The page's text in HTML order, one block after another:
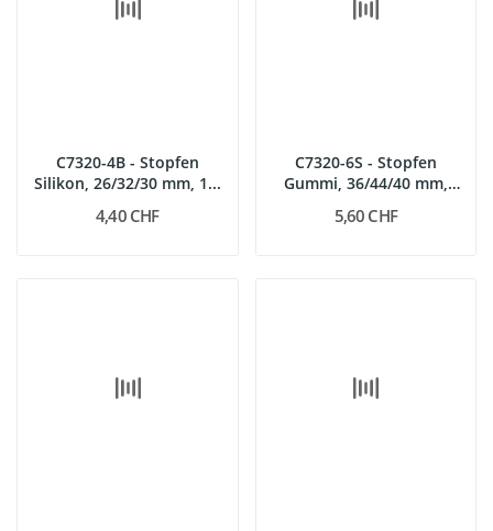
C7320-4B - Stopfen
Silikon, 26/32/30 mm, 1...
4,40 CHF
C7320-6S - Stopfen
Gummi, 36/44/40 mm,
5,60 CHF